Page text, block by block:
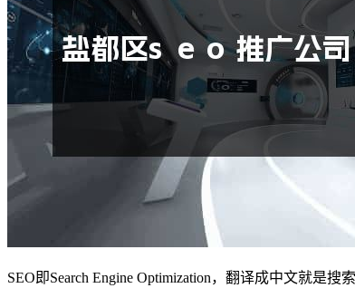
SEO即Search Engine Optimization，翻译成中文就是